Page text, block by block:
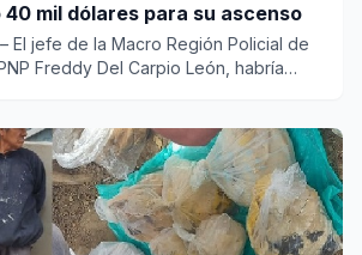
mil dólares para su ascenso
El jefe de la Macro Región Policial de
Freddy Del Carpio León, habría